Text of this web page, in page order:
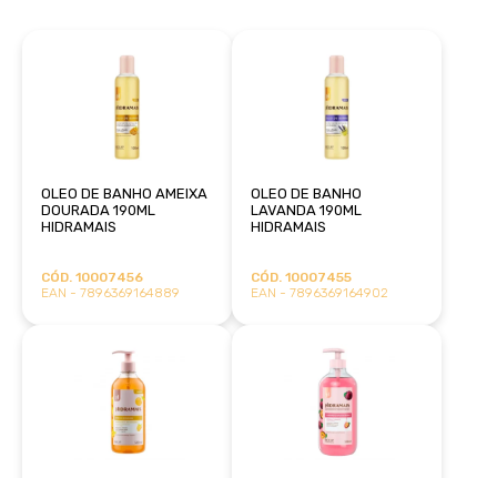
OLEO DE BANHO AMEIXA
DOURADA 190ML
HIDRAMAIS
CÓD. 10007456
EAN - 7896369164889
OLEO DE BANHO
LAVANDA 190ML
HIDRAMAIS
CÓD. 10007455
EAN - 7896369164902